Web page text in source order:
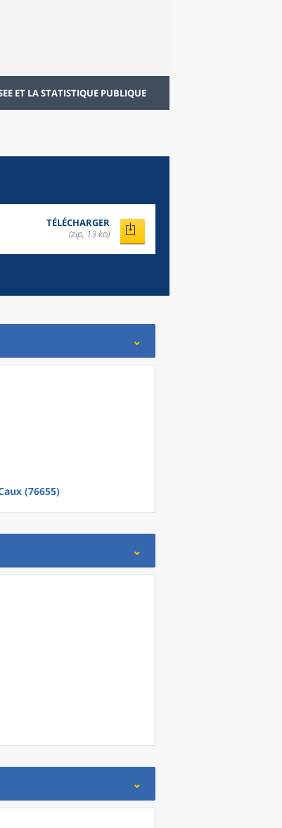
ET LA STATISTIQUE PUBLIQUE
TÉLÉCHARGER
(zip, 13 ko)
(76655)